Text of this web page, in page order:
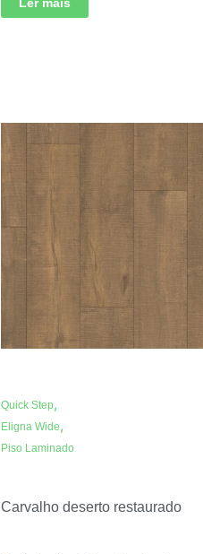
Ler mais
Quick Step,
Eligna Wide,
Piso Laminado
Carvalho deserto restaurado